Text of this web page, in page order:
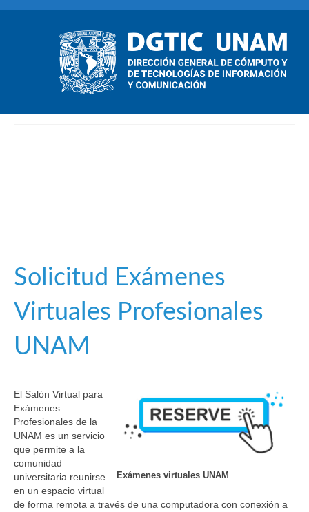
Solicitud Exámenes
Virtuales Profesionales
UNAM
Exámenes virtuales UNAM
El Salón Virtual para
Exámenes
Profesionales de la
UNAM es un servicio
que permite a la
comunidad
universitaria reunirse
en un espacio virtual
de forma remota a través de una computadora con conexión a